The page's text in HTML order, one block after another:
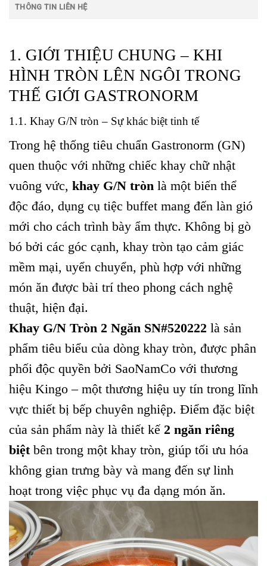
THÔNG TIN LIÊN HỆ
1. GIỚI THIỆU CHUNG – KHI
HÌNH TRÒN LÊN NGÔI TRONG
THẾ GIỚI GASTRONORM
1.1. Khay G/N tròn – Sự khác biệt tinh tế
Trong hệ thống tiêu chuẩn Gastronorm (GN)
quen thuộc với những chiếc khay chữ nhật
vuông vức, khay G/N tròn là một biến thể
độc đáo, dụng cụ tiệc buffet mang đến làn gió
mới cho cách trình bày ẩm thực. Không bị gò
bó bởi các góc cạnh, khay tròn tạo cảm giác
mềm mại, uyển chuyển, phù hợp với những
món ăn được bài trí theo phong cách nghệ
thuật, hiện đại.
Khay G/N Tròn 2 Ngăn SN#520222 là sản
phẩm tiêu biểu của dòng khay tròn, được phân
phối độc quyền bởi SaoNamCo với thương
hiệu Kingo – một thương hiệu uy tín trong lĩnh
vực thiết bị bếp chuyên nghiệp. Điểm đặc biệt
của sản phẩm này là thiết kế 2 ngăn riêng
biệtbên trong một khay tròn, giúp tối ưu hóa
không gian trưng bày và mang đến sự linh
hoạt trong việc phục vụ đa dạng món ăn.